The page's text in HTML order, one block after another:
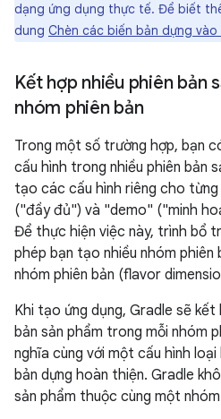
dạng ứng dụng thực tế. Để biết
dung Chèn các biến bản dựng vào
Kết hợp nhiều phiên bản
nhóm phiên bản
Trong một số trường hợp, bạn
cấu hình trong nhiều phiên bản
tạo các cấu hình riêng cho
("đầy đủ") và "demo" ("minh
Để thực hiện việc này, trình bổ
phép bạn tạo nhiều nhóm phiên
nhóm phiên bản (flavor
Khi tạo ứng dụng, Gradle sẽ
bản sản phẩm trong mỗi nhóm
nghĩa cùng với một cấu hình
bản dựng hoàn thiện. Gradle
sản phẩm thuộc cùng một